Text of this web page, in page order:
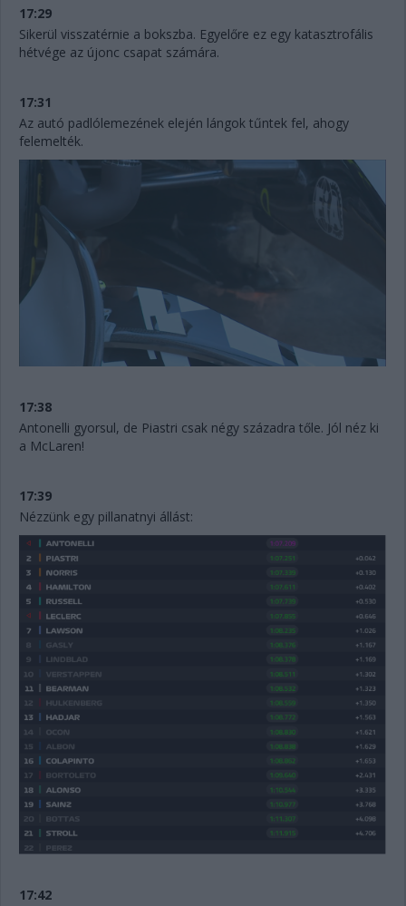
17:29
Sikerül visszatérnie a bokszba. Egyelőre ez egy katasztrofális
hétvége az újonc csapat számára.
17:31
Az autó padlólemezének elején lángok tűntek fel, ahogy
felemelték.
17:38
Antonelli gyorsul, de Piastri csak négy századra tőle. Jól néz ki
a McLaren!
17:39
Nézzünk egy pillanatnyi állást:
17:42